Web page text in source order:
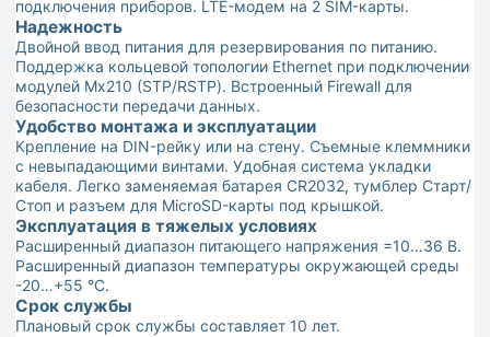
подключения приборов. LTE-модем на 2 SIM-карты.
Надежность
Двойной ввод питания для резервирования по питанию.
Поддержка кольцевой топологии Ethernet при подключении
модулей Мх210 (STP/RSTP). Встроенный Firewall для
безопасности передачи данных.
Удобство монтажа и эксплуатации
Крепление на DIN-рейку или на стену. Съемные клеммники
с невыпадающими винтами. Удобная система укладки
кабеля. Легко заменяемая батарея CR2032, тумблер Старт/
Стоп и разъем для MicroSD-карты под крышкой.
Эксплуатация в тяжелых условиях
Расширенный диапазон питающего напряжения =10…36 В.
Расширенный диапазон температуры окружающей среды
-20…+55 °С.
Срок службы
Плановый срок службы составляет 10 лет.